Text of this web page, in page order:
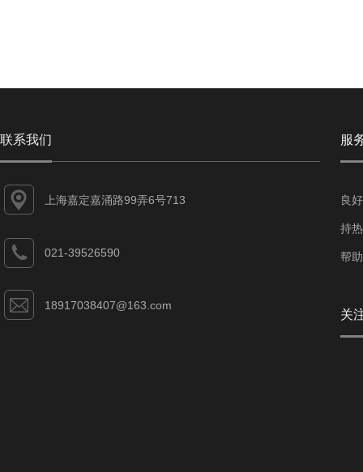
联系我们
上海嘉定嘉涌路99弄6号713
021-39526590
18917038407@163.com
服
良
持
帮
关